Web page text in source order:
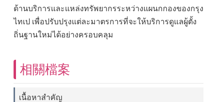
ด้านบริการและแหล่งทรัพยากรระหว่างแผนกกองของกรุง
ไทเป เพื่อปรับปรุงแต่ละมาตรการที่จะให้บริการดูแลผู้ตั้ง
ถิ่นฐานใหม่ได้อย่างครอบคลุม
相關檔案
เนื้อหาสำคัญ